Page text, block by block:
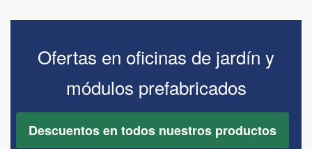
Ofertas en oficinas de jardín y
módulos prefabricados
Descuentos en todos nuestros productos